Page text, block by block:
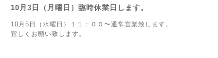
10月3日（月曜日）臨時休業日します。
10月5日（水曜日）１１：００〜通常営業致します。
宜しくお願い致します。